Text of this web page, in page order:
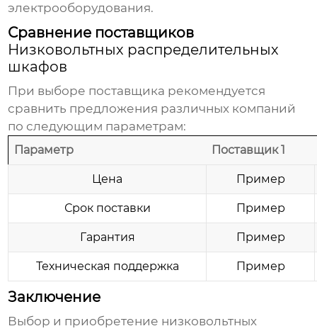
электрооборудования.
Сравнение поставщиков
Низковольтных распределительных
шкафов
При выборе поставщика рекомендуется
сравнить предложения различных компаний
по следующим параметрам:
Параметр Поставщик 1
Цена Пример
Срок поставки Пример
Гарантия Пример
Техническая поддержка Пример
Заключение
Выбор и приобретение низковольтных